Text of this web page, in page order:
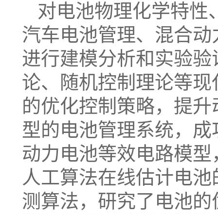
对电池物理化学特性
汽车电池管理、混合
进行建模分析和实验
论、随机控制理论等
的优化控制策略，提
型的电池管理系统，
动力电池等效电路模
人工算法在线估计电
测算法，研究了电池